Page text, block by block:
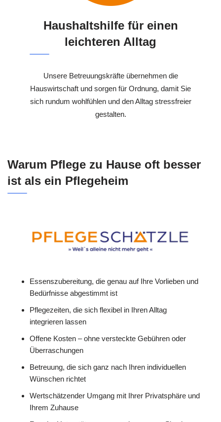
Haushaltshilfe für einen
leichteren Alltag
Unsere Betreuungskräfte übernehmen die
Hauswirtschaft und sorgen für Ordnung, damit Sie
sich rundum wohlfühlen und den Alltag stressfreier
gestalten.
Warum Pflege zu Hause oft besser
ist als ein Pflegeheim
Essenszubereitung, die genau auf Ihre Vorlieben und
Bedürfnisse abgestimmt ist
Pflegezeiten, die sich flexibel in Ihren Alltag
integrieren lassen
Offene Kosten – ohne versteckte Gebühren oder
Überraschungen
Betreuung, die sich ganz nach Ihren individuellen
Wünschen richtet
Wertschätzender Umgang mit Ihrer Privatsphäre und
Ihrem Zuhause